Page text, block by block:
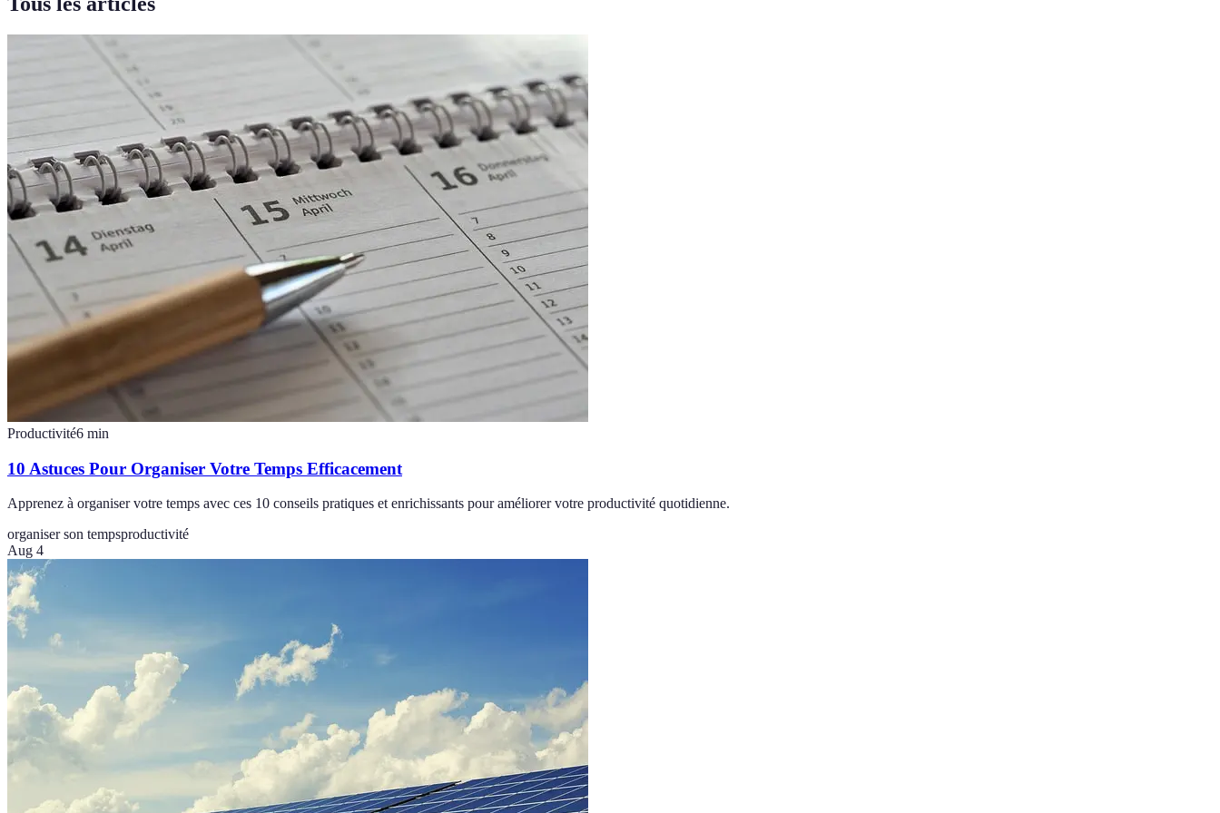
Productivité6 min
10 Astuces Pour Organiser Votre Temps Efficacement
Apprenez à organiser votre temps avec ces 10 conseils pratiques et enrichissants pour améliorer votre productivité quotidienne.
organiser son tempsproductivité
Aug 4